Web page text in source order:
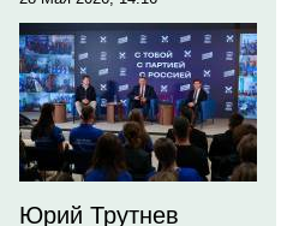
Юрий Трутнев